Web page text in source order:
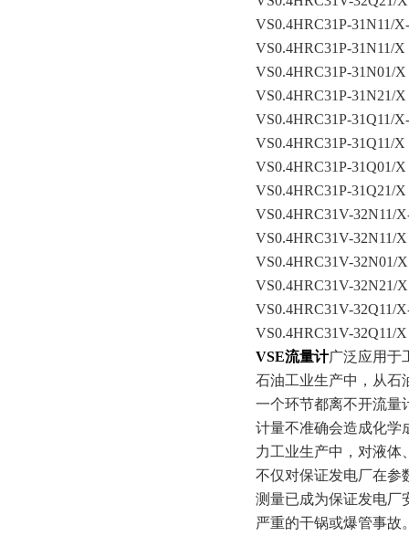
VS0.4HRC31P-31N11/
VS0.4HRC31P-31N11/X
VS0.4HRC31P-31N01/X
VS0.4HRC31P-31N21/X
VS0.4HRC31P-31Q11/
VS0.4HRC31P-31Q11/X
VS0.4HRC31P-31Q01/X
VS0.4HRC31P-31Q21/X
VS0.4HRC31V-32N11/
VS0.4HRC31V-32N11/X
VS0.4HRC31V-32N01/X
VS0.4HRC31V-32N21/X
VS0.4HRC31V-32Q11/
VS0.4HRC31V-32Q11/X
VSE流量计广泛应用于
石油工业生产中，从石
一个环节都离不开流量
计量不准确会造成化学
力工业生产中，对液体
不仅对保证发电厂在参
测量已成为保证发电厂
严重的干锅或爆管事故